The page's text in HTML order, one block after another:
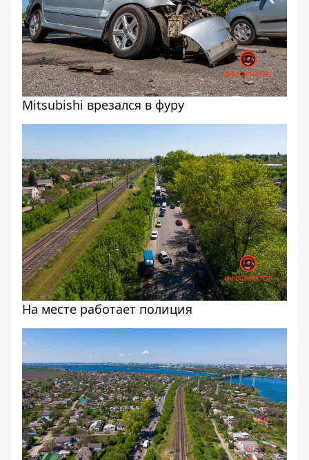
Mitsubishi врезался в фуру
На месте работает полиция